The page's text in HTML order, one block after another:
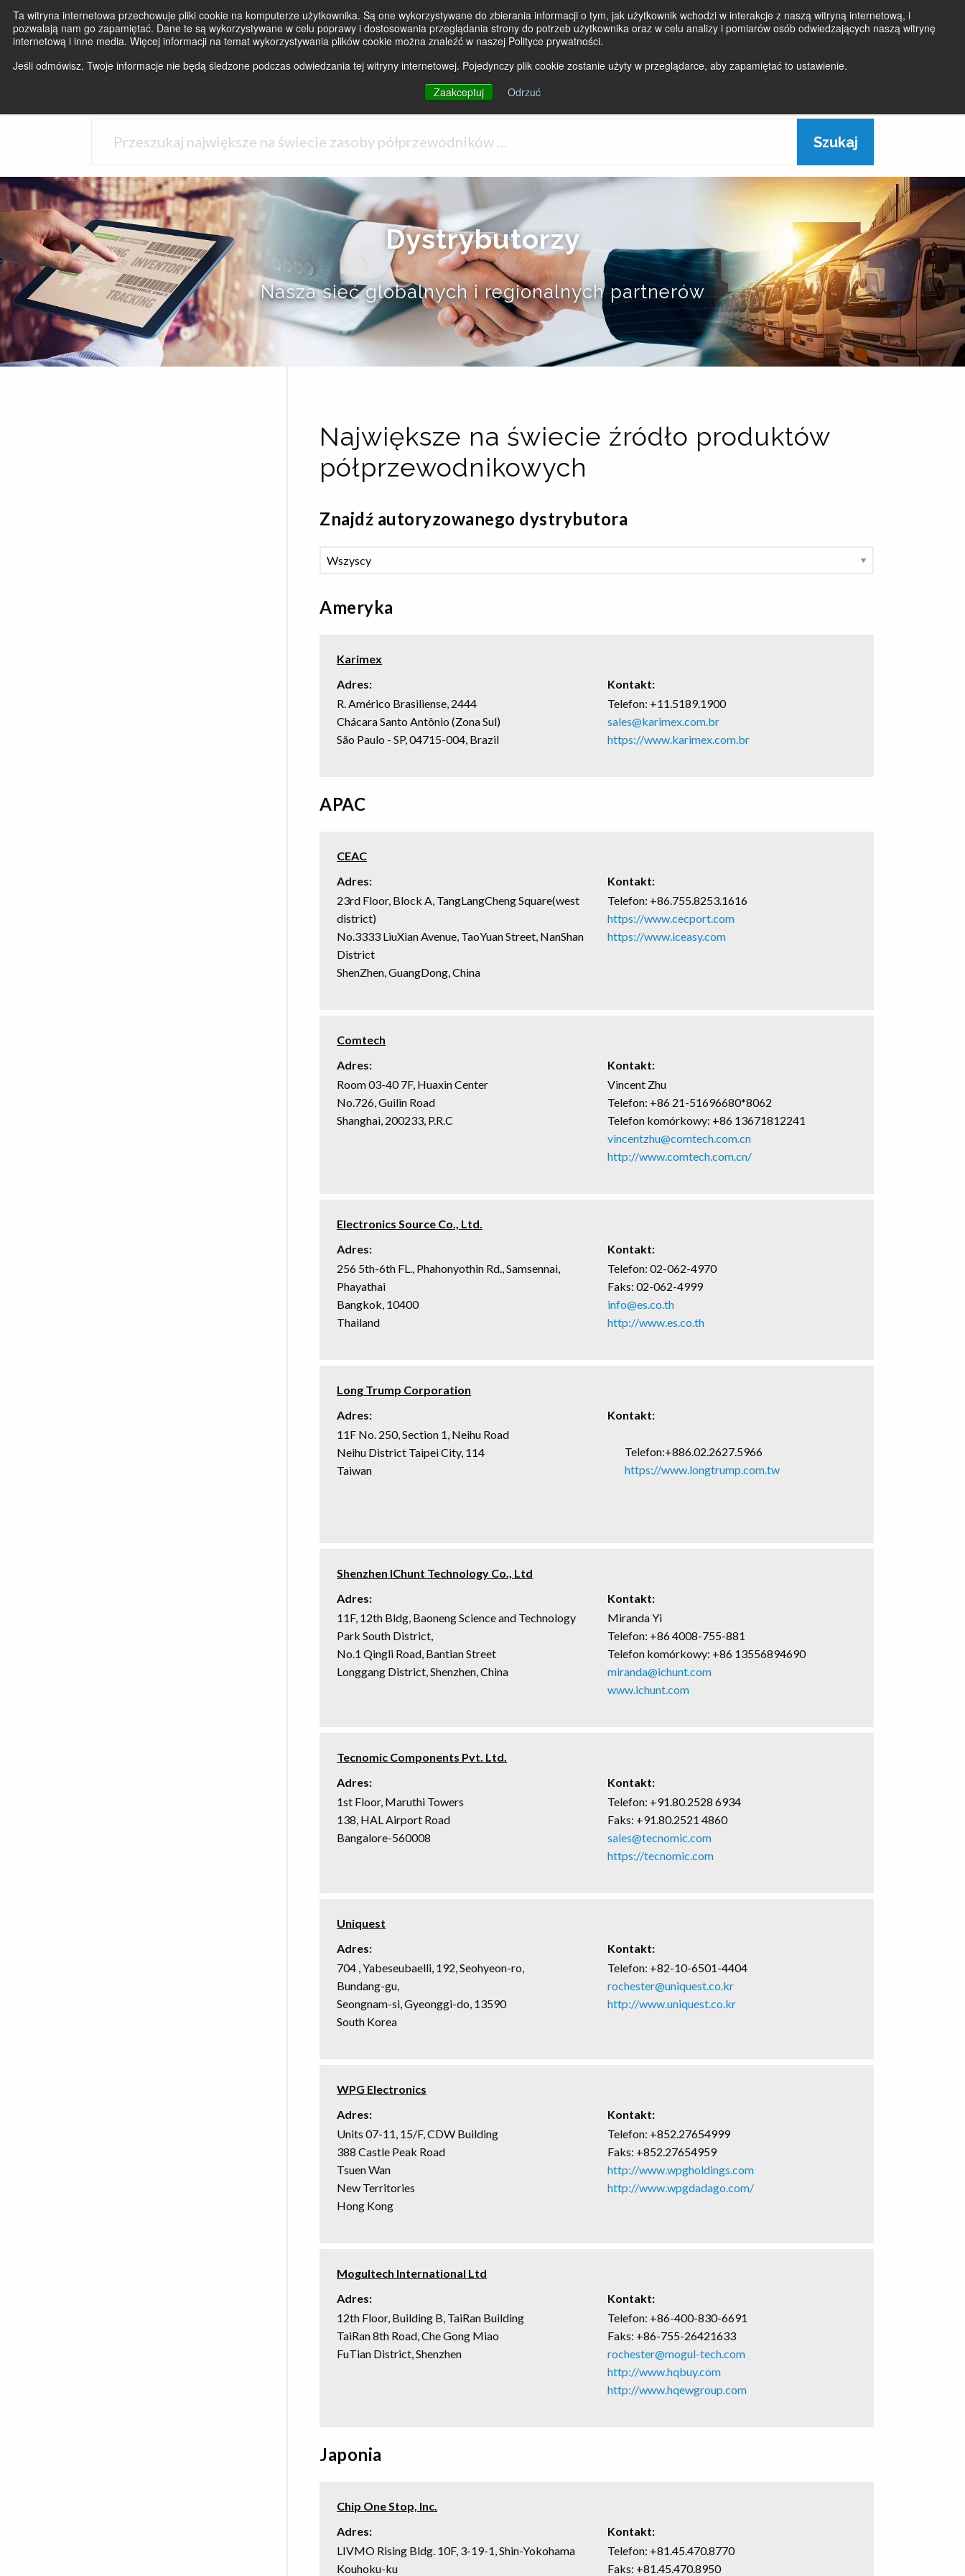
Ta witryna internetowa przechowuje pliki cookie na komputerze użytkownika. Są one wykorzystywane do zbierania informacji o tym, jak użytkownik wchodzi w interakcje z naszą witryną internetową, i
pozwalają nam go zapamiętać. Dane te są wykorzystywane w celu poprawy i dostosowania przeglądania strony do potrzeb użytkownika oraz w celu analizy i pomiarów osób odwiedzających naszą witrynę
internetową i inne media. Więcej informacji na temat wykorzystywania plików cookie można znaleźć w naszej Polityce prywatności.
Jeśli odmówisz, Twoje informacje nie będą śledzone podczas odwiedzania tej witryny internetowej. Pojedynczy plik cookie zostanie użyty w przeglądarce, aby zapamiętać to ustawienie.
Zaakceptuj
Odrzuć
PRODUKTY RYNKI PRODUCENCI ROZWIĄZANIA JAKOŚĆ
O
Dystrybutorzy
Nasza sieć globalnych i regionalnych partnerów
Największe na świecie źródło produktów
półprzewodnikowych
Znajdź autoryzowanego dystrybutora
Ameryka
Karimex
Adres:
R. Américo Brasiliense, 2444
Chácara Santo Antônio (Zona Sul)
São Paulo - SP, 04715-004, Brazil
Kontakt:
Telefon: +11.5189.1900
sales@karimex.com.br
https://www.karimex.com.br
APAC
CEAC
Adres:
23rd Floor, Block A, TangLangCheng Square(west
district)
No.3333 LiuXian Avenue, TaoYuan Street, NanShan
District
ShenZhen, GuangDong, China
Kontakt:
Telefon: +86.755.8253.1616
https://www.cecport.com
https://www.iceasy.com
Comtech
Adres:
Room 03-40 7F, Huaxin Center
No.726, Guilin Road
Shanghai, 200233, P.R.C
Kontakt:
Vincent Zhu
Telefon: +86 21-51696680*8062
Telefon komórkowy: +86 13671812241
vincentzhu@comtech.com.cn
http://www.comtech.com.cn/
Electronics Source Co., Ltd.
Adres:
256 5th-6th FL., Phahonyothin Rd., Samsennai,
Phayathai
Bangkok, 10400
Thailand
Kontakt:
Telefon: 02-062-4970
Faks: 02-062-4999
info@es.co.th
http://www.es.co.th
Long Trump Corporation
Adres:
11F No. 250, Section 1, Neihu Road
Neihu District Taipei City, 114
Taiwan
Kontakt:
Telefon:+886.02.2627.5966
https://www.longtrump.com.tw
Shenzhen IChunt Technology Co., Ltd
Adres:
11F, 12th Bldg, Baoneng Science and Technology
Park South District,
No.1 Qingli Road, Bantian Street
Longgang District, Shenzhen, China
Kontakt:
Miranda Yi
Telefon: +86 4008-755-881
Telefon komórkowy: +86 13556894690
miranda@ichunt.com
www.ichunt.com
Tecnomic Components Pvt. Ltd.
Adres:
1st Floor, Maruthi Towers
138, HAL Airport Road
Bangalore-560008
Kontakt:
Telefon: +91.80.2528 6934
Faks: +91.80.2521 4860
sales@tecnomic.com
https://tecnomic.com
Uniquest
Adres:
704 , Yabeseubaelli, 192, Seohyeon-ro,
Bundang-gu,
Seongnam-si, Gyeonggi-do, 13590
South Korea
Kontakt:
Telefon: +82-10-6501-4404
rochester@uniquest.co.kr
http://www.uniquest.co.kr
WPG Electronics
Adres:
Units 07-11, 15/F, CDW Building
388 Castle Peak Road
Tsuen Wan
New Territories
Hong Kong
Kontakt:
Telefon: +852.27654999
Faks: +852.27654959
http://www.wpgholdings.com
http://www.wpgdadago.com/
Mogultech International Ltd
Adres:
12th Floor, Building B, TaiRan Building
TaiRan 8th Road, Che Gong Miao
FuTian District, Shenzhen
Kontakt:
Telefon: +86-400-830-6691
Faks: +86-755-26421633
rochester@mogul-tech.com
http://www.hqbuy.com
http://www.hqewgroup.com
Japonia
Chip One Stop, Inc.
Adres:
LIVMO Rising Bldg. 10F, 3-19-1, Shin-Yokohama
Kouhoku-ku
Kontakt:
Telefon: +81.45.470.8770
Faks: +81.45.470.8950